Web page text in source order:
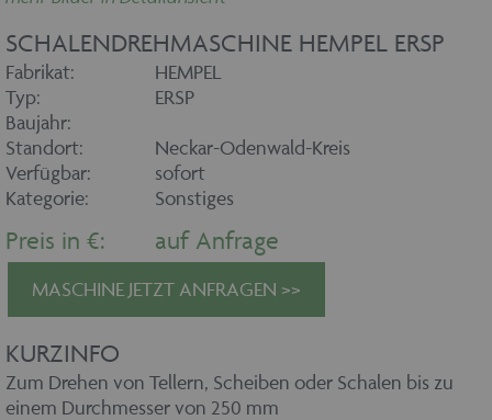
SCHALENDREHMASCHINE HEMPEL ERSP
Fabrikat:
HEMPEL
Typ:
ERSP
Baujahr:
Standort:
Neckar-Odenwald-Kreis
Verfügbar:
sofort
Kategorie:
Sonstiges
Preis in €: auf Anfrage
MASCHINE JETZT ANFRAGEN >>
KURZINFO
Zum Drehen von Tellern, Scheiben oder Schalen bis zu
einem Durchmesser von 250 mm